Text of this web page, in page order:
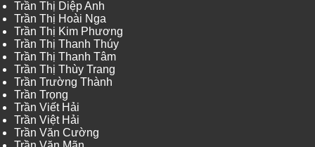
Trần Thị Diệp Anh
Trần Thị Hoài Nga
Trần Thị Kim Phương
Trần Thị Thanh Thúy
Trần Thị Thanh Tâm
Trần Thị Thùy Trang
Trần Trường Thành
Trần Trọng
Trần Viết Hải
Trần Việt Hải
Trần Văn Cường